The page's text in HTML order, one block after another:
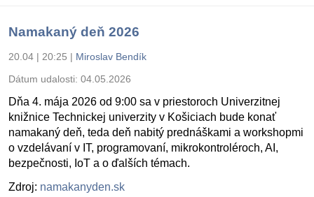
Namakaný deň 2026
20.04 | 20:25 | Miroslav Bendík
Dátum udalosti: 04.05.2026
Dňa 4. mája 2026 od 9:00 sa v priestoroch Univerzitnej
knižnice Technickej univerzity v Košiciach bude konať
namakaný deň, teda deň nabitý prednáškami a workshopmi
o vzdelávaní v IT, programovaní, mikrokontroléroch, AI,
bezpečnosti, IoT a o ďalších témach.
Zdroj: namakanyden.sk